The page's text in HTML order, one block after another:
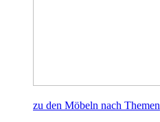
zu den Möbeln nach Themen